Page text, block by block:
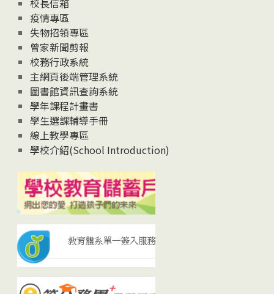
校長信箱
疫情專區
失物招領專區
曾家新聞剪報
校務行政系統
主網頁後端管理系統
圖書館資訊查詢系統
學年課程計畫書
學生選課輔導手冊
線上教學專區
學校介紹(School Introduction)